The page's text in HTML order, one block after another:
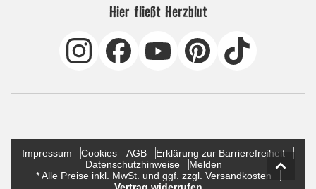
Hier fließt Herzblut
Impressum Cookies AGB
Erklärung zur Barrierefreiheit
Datenschutzhinweise
Melden
* Alle Preise inkl. MwSt. und ggf. zzgl. Versandkosten